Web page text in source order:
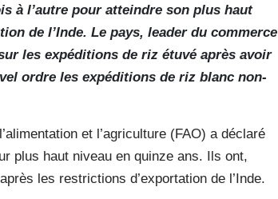
à l’autre pour atteindre son plus haut
de l’Inde. Le pays, leader du commerce
les expéditions de riz étuvé après avoir
ordre les expéditions de riz blanc non-
et l’agriculture (FAO) a déclaré
plus haut niveau en quinze ans. Ils ont,
les restrictions d’exportation de l’Inde.